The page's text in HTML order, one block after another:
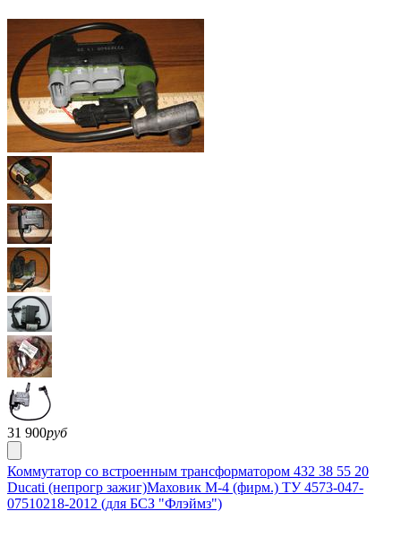
31 900руб
Коммутатор со встроенным трансформатором 432 38 55 20
Ducati (непрогр зажиг)Маховик М-4 (фирм.) ТУ 4573-047-
07510218-2012 (для БСЗ "Флэймз")